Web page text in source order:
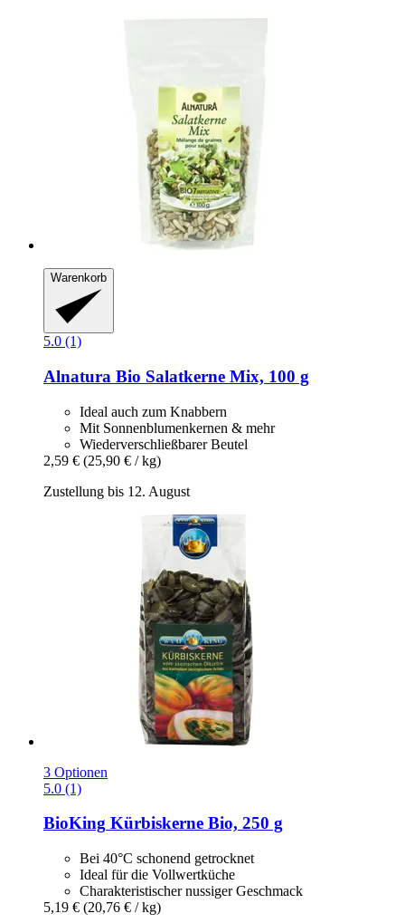
Warenkorb
5.0 (1)
Alnatura Bio Salatkerne Mix, 100 g
Ideal auch zum Knabbern
Mit Sonnenblumenkernen & mehr
Wiederverschließbarer Beutel
2,59 € (25,90 € / kg)
Zustellung bis 12. August
3 Optionen
5.0 (1)
BioKing Kürbiskerne Bio, 250 g
Bei 40°C schonend getrocknet
Ideal für die Vollwertküche
Charakteristischer nussiger Geschmack
5,19 € (20,76 € / kg)